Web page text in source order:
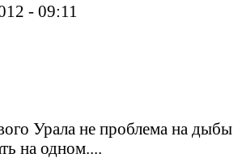
- 09:11
Урала не проблема на дыбы
на одном....